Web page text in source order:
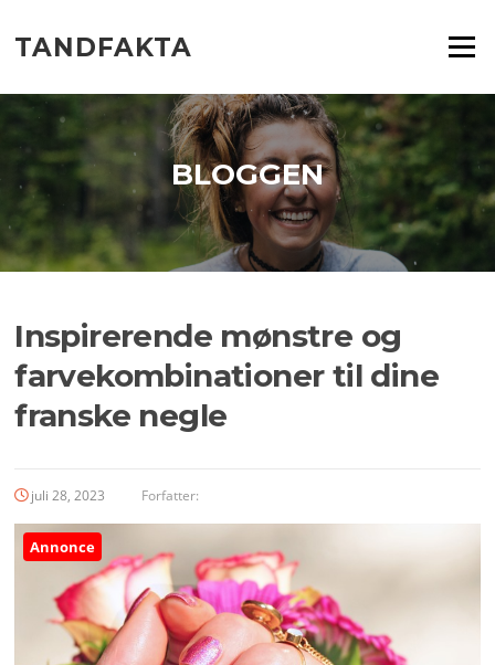
indhold
TANDFAKTA Menu
BLOGGEN
Inspirerende mønstre og
farvekombinationer til dine
franske negle
juli 28, 2023 Forfatter:
Annonce